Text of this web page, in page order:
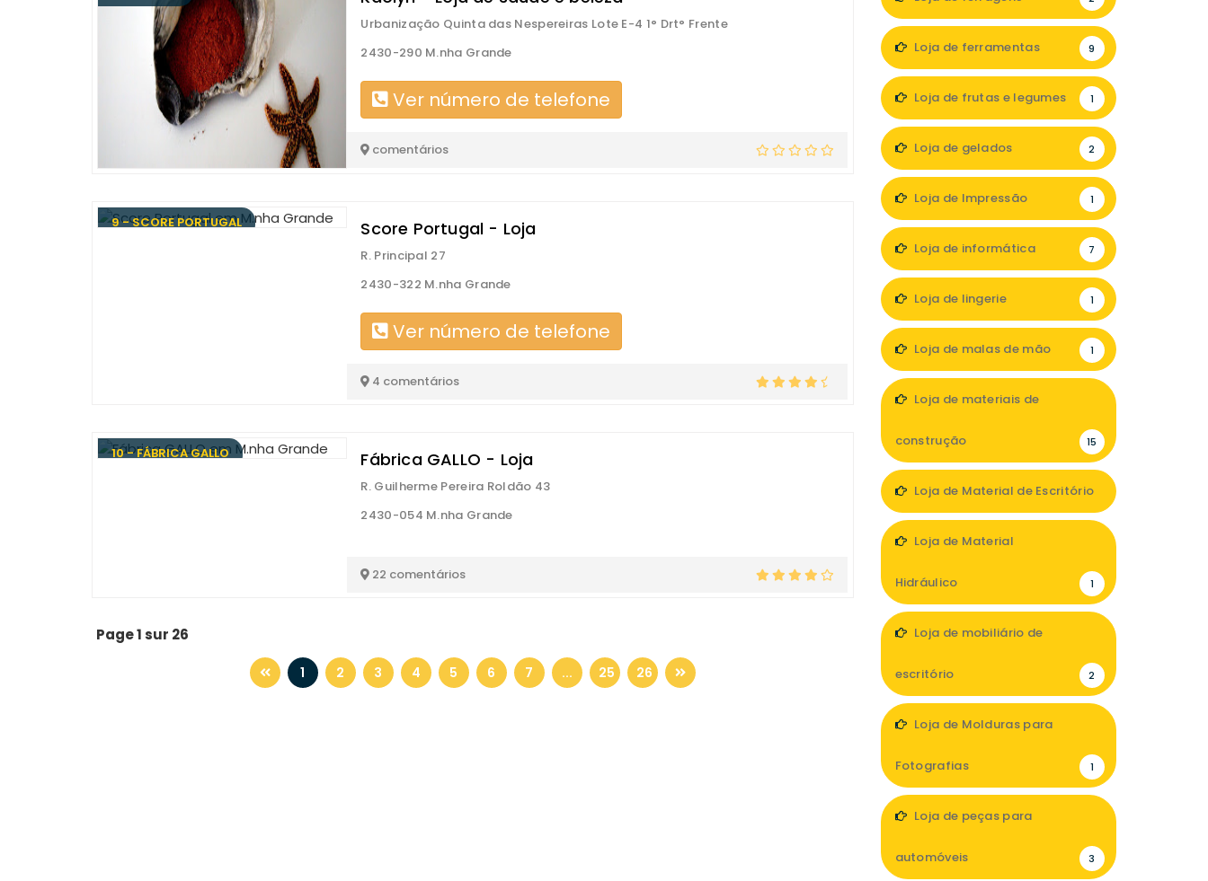
Urbanização Quinta das Nespereiras Lote E-4 1° Drt° Frente
2430-290 M.nha Grande
Ver número de telefone
comentários
9 - SCORE PORTUGAL Score Portugal - Loja
R. Principal 27
2430-322 M.nha Grande
Ver número de telefone
4 comentários
10 - FÁBRICA GALLO Fábrica GALLO - Loja
R. Guilherme Pereira Roldão 43
2430-054 M.nha Grande
22 comentários
Page 1 sur 26
1 2 3 4 5 6 7 ... 25 26
Loja de ferramentas 9
Loja de frutas e legumes 1
Loja de gelados 2
Loja de Impressão 1
Loja de informática 7
Loja de lingerie 1
Loja de malas de mão 1
Loja de materiais de
construção 15
Loja de Material de Escritório
Loja de Material
Hidráulico 1
Loja de mobiliário de
escritório 2
Loja de Molduras para
Fotografias 1
Loja de peças para
automóveis 3